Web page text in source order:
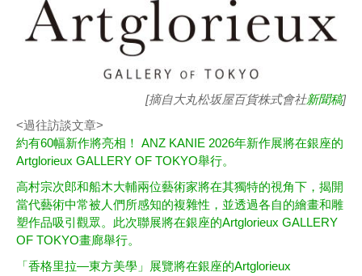
[摘自大丸松坂屋百貨株式會社新聞稿]
<過往訪談文章>
約有60幅新作將亮相！ ANZ KANIE 2026年新作展將在銀座的
Artglorieux GALLERY OF TOKYO舉行。
高村宗次郎和船木大輔兩位藝術家將在其獨特的視角下，揭開
當代藝術中常被人們所感知的複雜性，並透過各自的繪畫和雕
塑作品吸引觀眾。此次聯展將在銀座的Artglorieux GALLERY
OF TOKYO畫廊舉行。
「香格里拉—東方美學」展覽將在銀座的Artglorieux